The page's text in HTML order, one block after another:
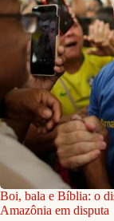
Boi, bala e Bíblia: o
Amazônia em disputa